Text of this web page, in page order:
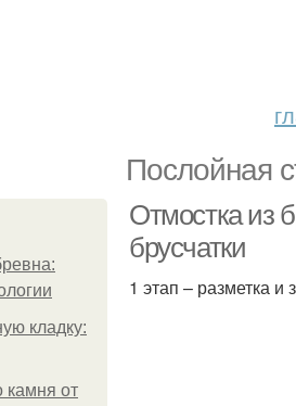
Послойная
кладку:
камня от
Отмостка из
брусчатки
1 этап – разметка